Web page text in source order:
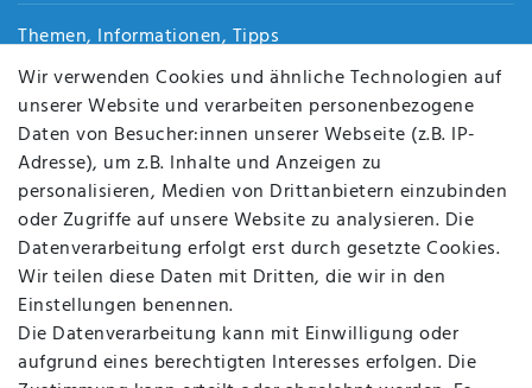
Themen, Informationen, Tipps
Jobs
Über uns
Kontakt
Datenschutz
AGB
FAQ
Batterieentsorgung
Altölverordnung
Impressum
Wir verwenden Cookies und ähnliche Technologien auf
unserer Website und verarbeiten personenbezogene
Daten von Besucher:innen unserer Webseite (z.B. IP-
Adresse), um z.B. Inhalte und Anzeigen zu
personalisieren, Medien von Drittanbietern einzubinden
oder Zugriffe auf unsere Website zu analysieren. Die
Datenverarbeitung erfolgt erst durch gesetzte Cookies.
Wir teilen diese Daten mit Dritten, die wir in den
Einstellungen benennen.
Die Datenverarbeitung kann mit Einwilligung oder
aufgrund eines berechtigten Interesses erfolgen. Die